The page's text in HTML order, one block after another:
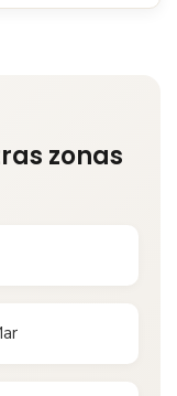
zonas